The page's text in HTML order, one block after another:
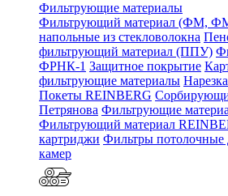
Фильтрующие материалы
Фильтрующий материал (ФМ,
напольные из стекловолокна
фильтрующий материал (ППУ)
ФРНК-1 Защитное покрытие
фильтрующие материалы
Покеты REINBERG
Петрянова Фильтрующие
Фильтрующий материал
картриджи Фильтры потолочные
камер